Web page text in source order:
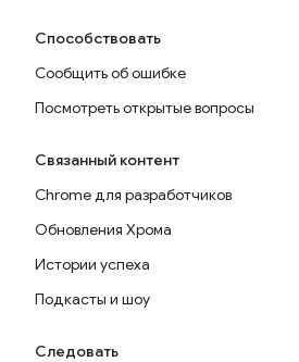
Способствовать
Сообщить об ошибке
Посмотреть открытые вопросы
Связанный контент
Chrome для разработчиков
Обновления Хрома
Истории успеха
Подкасты и шоу
Следовать